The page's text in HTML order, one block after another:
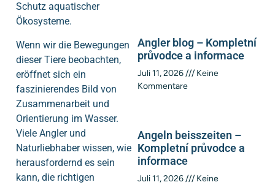
Schutz aquatischer
Ökosysteme.
Wenn wir die Bewegungen
dieser Tiere beobachten,
eröffnet sich ein
faszinierendes Bild von
Zusammenarbeit und
Orientierung im Wasser.
Viele Angler und
Naturliebhaber wissen, wie
herausfordernd es sein
kann, die richtigen
Angler blog – Kompletní
průvodce a informace
Juli 11, 2026
Keine
Kommentare
Angeln beisszeiten –
Kompletní průvodce a
informace
Juli 11, 2026
Keine